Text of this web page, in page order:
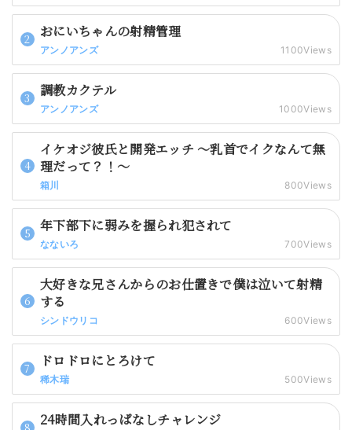
おにいちゃんの射精管理
アンノアンズ 1100Views
調教カクテル
アンノアンズ 1000Views
イケオジ彼氏と開発エッチ 〜乳首でイクなんて無
理だって？！〜
箱川 800Views
年下部下に弱みを握られ犯されて
なないろ 700Views
大好きな兄さんからのお仕置きで僕は泣いて射精
する
シンドウリコ 600Views
ドロドロにとろけて
稀木瑞 500Views
24時間入れっぱなしチャレンジ